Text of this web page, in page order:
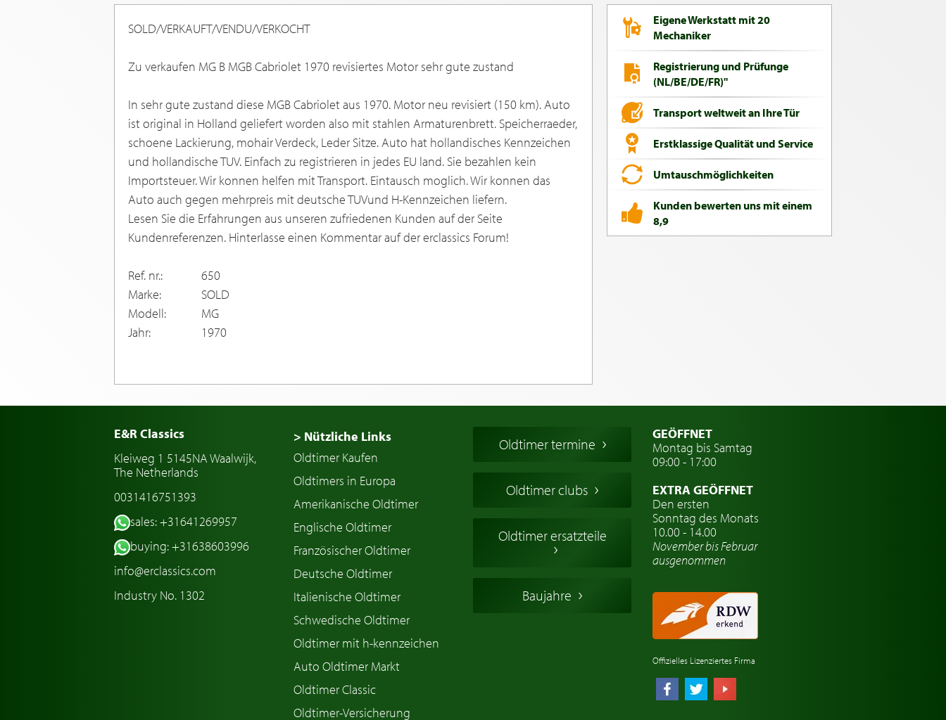
SOLD/VERKAUFT/VENDU/VERKOCHT
Zu verkaufen MG B MGB Cabriolet 1970 revisiertes Motor sehr gute zustand
In sehr gute zustand diese MGB Cabriolet aus 1970. Motor neu revisiert (150 km). Auto
ist original in Holland geliefert worden also mit stahlen Armaturenbrett. Speicherraeder,
schoene Lackierung, mohair Verdeck, Leder Sitze. Auto hat hollandisches Kennzeichen
und hollandische TUV. Einfach zu registrieren in jedes EU land. Sie bezahlen kein
Importsteuer. Wir konnen helfen mit Transport. Eintausch moglich. Wir konnen das
Auto auch gegen mehrpreis mit deutsche TUVund H-Kennzeichen liefern.
Lesen Sie die Erfahrungen aus unseren zufriedenen Kunden auf der Seite
Kundenreferenzen. Hinterlasse einen Kommentar auf der erclassics Forum!
Ref. nr.:
650
Marke:
SOLD
Modell:
MG
Jahr:
1970
Eigene Werkstatt mit 20
Mechaniker
Registrierung und Prüfunge
(NL/BE/DE/FR)"
Transport weltweit an Ihre Tür
Erstklassige Qualität und Service
Umtauschmöglichkeiten
Kunden bewerten uns mit einem
8,9
E&R Classics
Kleiweg 1 5145NA Waalwijk,
The Netherlands
0031416751393
sales: +31641269957
buying: +31638603996
info@erclassics.com
Industry No. 1302
> Nützliche Links
Oldtimer Kaufen
Oldtimers in Europa
Amerikanische Oldtimer
Englische Oldtimer
Französischer Oldtimer
Deutsche Oldtimer
Italienische Oldtimer
Schwedische Oldtimer
Oldtimer mit h-kennzeichen
Auto Oldtimer Markt
Oldtimer Classic
Oldtimer-Versicherung
Oldtimer termine
Oldtimer clubs
Oldtimer ersatzteile
Baujahre
GEÖFFNET
Montag bis Samtag
09:00 - 17:00
EXTRA GEÖFFNET
Den ersten
Sonntag des Monats
10.00 - 14.00
November bis Februar
ausgenommen
Offizielles Lizenziertes Firma